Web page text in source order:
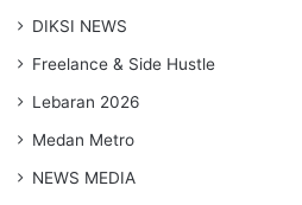
DIKSI NEWS
Freelance & Side Hustle
Lebaran 2026
Medan Metro
NEWS MEDIA